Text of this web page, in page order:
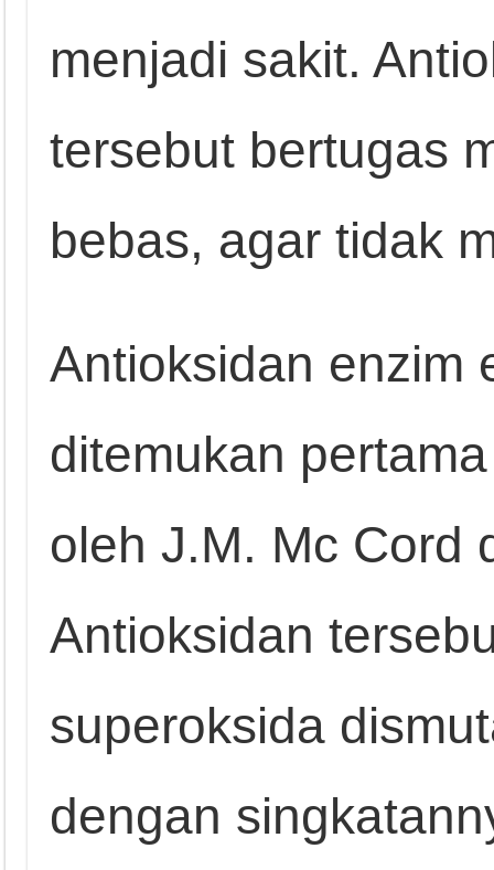
menjadi sakit.
tersebut bertugas
bebas, agar tidak
Antioksidan enzim
ditemukan
oleh J.M. Mc Cord
Antioksidan
superoksida
dengan